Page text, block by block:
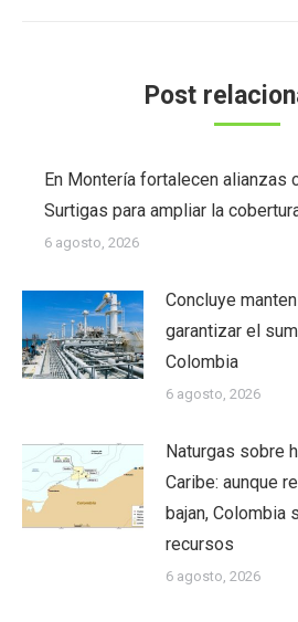
Post
En Montería fortalecen alianzas
Surtigas para ampliar la
6 agosto, 2026
Concluye
garantizar el
Colombia
6 agosto, 2026
Naturgas sobre
Caribe: aunque
bajan, Colombia
recursos
6 agosto, 2026